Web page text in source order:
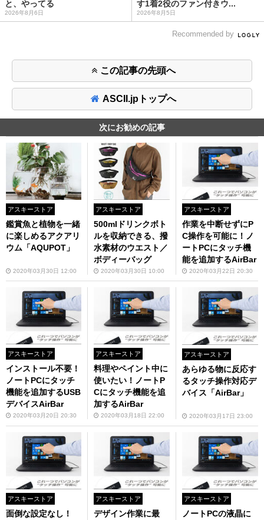
と、やってる
2026年8月6日
す1着2役のファン付きウ...
2026年8月5日
Recommended by
この記事の先頭へ
ASCII.jpトップへ
次にお勧めの記事
アスキーストア
鑑賞魚と植物を一緒
に楽しめるアクアリ
ウム「AQUPOT」
2020年03月30日 12:00
アスキーストア
500mlドリンクボト
ルを収納できる、撥
水素材のウエスト／
ボディーバッグ
2020年03月30日 10:00
アスキーストア
作業を中断せずにP
C操作を可能に！ノ
ートPCにタッチ機
能を追加するAirBar
2020年03月22日 20:30
アスキーストア
インストール不要！
ノートPCにタッチ
機能を追加するUSB
デバイスAirBar
2020年03月20日 20:30
アスキーストア
料理やペイント中に
使いたい！ノートP
Cにタッチ機能を追
加するAirBar
2020年03月18日 22:00
アスキーストア
あらゆる物に反応す
るタッチ操作対応デ
バイス「AirBar」
2020年03月17日 23:00
アスキーストア
面倒な設定なし！
アスキーストア
デザイン作業に最
アスキーストア
ノートPCの液晶に